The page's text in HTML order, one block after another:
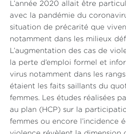
L’année 2020 allait être
avec la pandémie du
situation de précarité que
notamment dans les milieux
L’augmentation des cas de
la perte d’emploi formel et
virus notamment dans les
étaient les faits saillants du
femmes. Les études réalisées
au plan (HCP) sur la
femmes ou encore l’incidence